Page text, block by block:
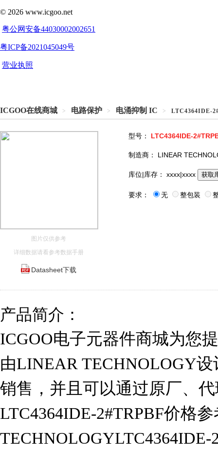
ICGOO在线商城 > 电路保护 > 电涌抑制 IC > LTC4364IDE-
图片仅供参考
详细数据请看参考数据手册
Datasheet下载
型号： LTC4364IDE-
制造商： LINEAR
库位|库存： xxxx|xxxx 获取
要求： 无 整包装
产品简介：
ICGOO电子元器件商城为您
由LINEAR TECHNOLOGY
销售，并且可以通过原厂、
LTC4364IDE-2#TRPBF价格